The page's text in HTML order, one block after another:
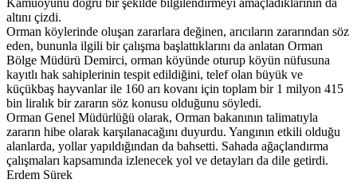
Kamuoyunu doğru bir şekilde bilgilendirmeyi amaçladıklarının da
altını çizdi.
Orman köylerinde oluşan zararlara değinen, arıcıların zararından söz
eden, bununla ilgili bir çalışma başlattıklarını da anlatan Orman
Bölge Müdürü Demirci, orman köyünde oturup köyün nüfusuna
kayıtlı hak sahiplerinin tespit edildiğini, telef olan büyük ve
küçükbaş hayvanlar ile 160 arı kovanı için toplam bir 1 milyon 415
bin liralık bir zararın söz konusu olduğunu söyledi.
Orman Genel Müdürlüğü olarak, Orman bakanının talimatıyla
zararın hibe olarak karşılanacağını duyurdu. Yangının etkili olduğu
alanlarda, yollar yapıldığından da bahsetti. Sahada ağaçlandırma
çalışmaları kapsamında izlenecek yol ve detayları da dile getirdi.
Erdem Sürek